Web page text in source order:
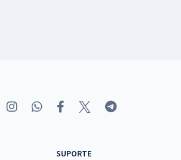
SUPORTE